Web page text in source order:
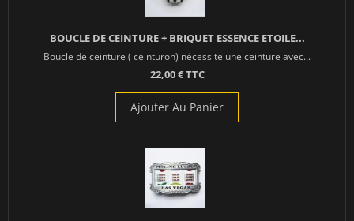
BOUCLE DE CEINTURE + BRIQUET ESSENCE ETOILE...
Boucle de ceinture ( ceinturon) nécessite une ceinture avec...
22,00 € TTC
Ajouter Au Panier